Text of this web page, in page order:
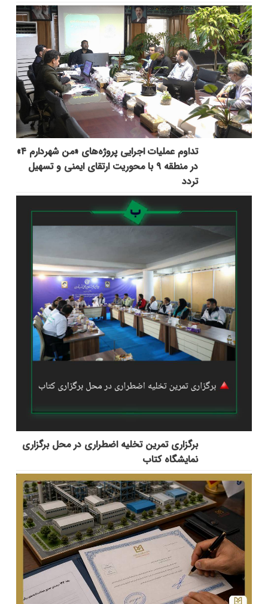
تداوم عملیات اجرایی پروژه‌های «من شهردارم ۴»
در منطقه ۹ با محوریت ارتقای ایمنی و تسهیل
تردد
برگزاری تمرین تخلیه اضطراری در محل برگزاری
نمایشگاه کتاب